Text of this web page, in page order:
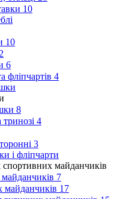
10
10
2
6
фліпчартів 4
8
4
3
і фліпчарти
майданчиків
7
майданчиків 17